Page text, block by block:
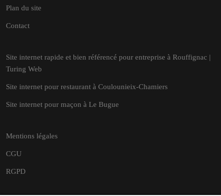
Plan du site
Contact
Site internet rapide et bien référencé pour entreprise à Rouffignac |
Turing Web
Site internet pour restaurant à Coulounieix-Chamiers
Site internet pour maçon à Le Bugue
Mentions légales
CGU
RGPD